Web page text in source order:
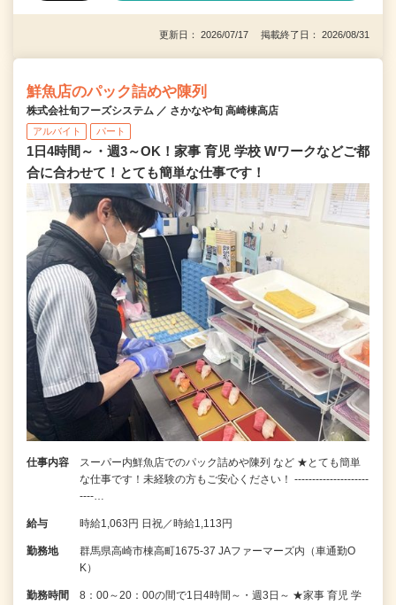
更新日： 2026/07/17 掲載終了日： 2026/08/31
鮮魚店のパック詰めや陳列
株式会社旬フーズシステム ／ さかなや旬 高崎棟高店
アルバイト パート
1日4時間～・週3～OK！家事 育児 学校 Wワークなどご都
合に合わせて！とても簡単な仕事です！
仕事内容
スーパー内鮮魚店でのパック詰めや陳列 など ★とても簡単
な仕事です！未経験の方もご安心ください！ ---------------------
----…
給与 時給1,063円 日祝／時給1,113円
勤務地
群馬県高崎市棟高町1675-37 JAファーマーズ内（車通勤O
K）
勤務時間
8：00～20：00の間で1日4時間～・週3日～ ★家事 育児 学